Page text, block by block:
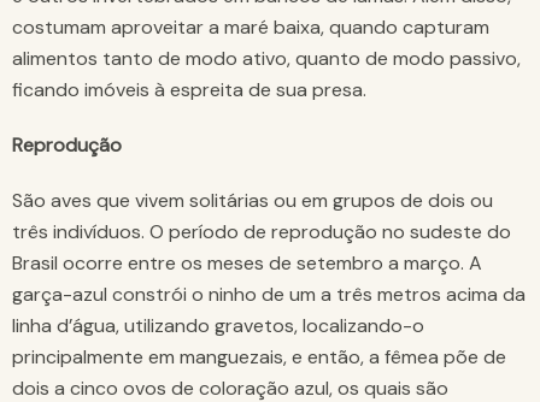
costumam aproveitar a maré baixa, quando capturam
alimentos tanto de modo ativo, quanto de modo passivo,
ficando imóveis à espreita de sua presa.
Reprodução
São aves que vivem solitárias ou em grupos de dois ou
três indivíduos. O período de reprodução no sudeste do
Brasil ocorre entre os meses de setembro a março. A
garça-azul constrói o ninho de um a três metros acima da
linha d’água, utilizando gravetos, localizando-o
principalmente em manguezais, e então, a fêmea põe de
dois a cinco ovos de coloração azul, os quais são